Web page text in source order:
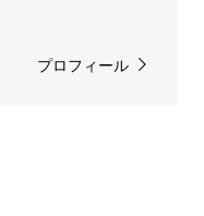
プロフィール